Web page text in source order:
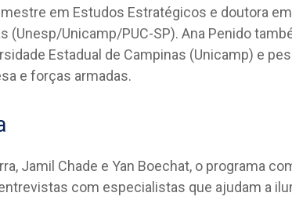
mestre em Estudos Estratégicos e doutora
(Unesp/Unicamp/PUC-SP). Ana Penido
Estadual de Campinas (Unicamp) e
e forças armadas.
Jamil Chade e Yan Boechat, o programa
com especialistas que ajudam a